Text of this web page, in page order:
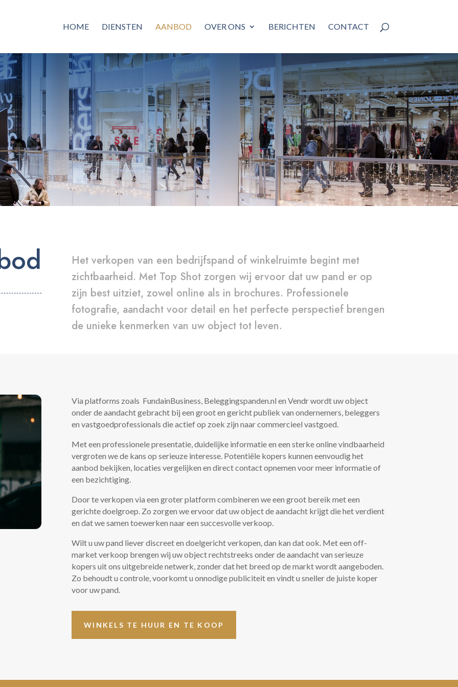
HOME DIENSTEN AANBOD OVER ONS BERICHTEN CONTACT
Het verkopen van een bedrijfspand of winkelruimte begint met
zichtbaarheid. Met Top Shot zorgen wij ervoor dat uw pand er op
zijn best uitziet, zowel online als in brochures. Professionele
fotografie, aandacht voor detail en het perfecte perspectief brengen
de unieke kenmerken van uw object tot leven.
Via platforms zoals FundainBusiness, Beleggingspanden.nl en Vendr wordt uw object
onder de aandacht gebracht bij een groot en gericht publiek van ondernemers, beleggers
en vastgoedprofessionals die actief op zoek zijn naar commercieel vastgoed.
Met een professionele presentatie, duidelijke informatie en een sterke online vindbaarheid
vergroten we de kans op serieuze interesse. Potentiële kopers kunnen eenvoudig het
aanbod bekijken, locaties vergelijken en direct contact opnemen voor meer informatie of
een bezichtiging.
Door te verkopen via een groter platform combineren we een groot bereik met een
gerichte doelgroep. Zo zorgen we ervoor dat uw object de aandacht krijgt die het verdient
en dat we samen toewerken naar een succesvolle verkoop.
Wilt u uw pand liever discreet en doelgericht verkopen, dan kan dat ook. Met een off-
market verkoop brengen wij uw object rechtstreeks onder de aandacht van serieuze
kopers uit ons uitgebreide netwerk, zonder dat het breed op de markt wordt aangeboden.
Zo behoudt u controle, voorkomt u onnodige publiciteit en vindt u sneller de juiste koper
voor uw pand.
WINKELS TE HUUR EN TE KOOP